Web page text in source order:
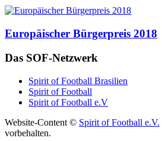
Europäischer Bürgerpreis 2018
Das SOF-Netzwerk
Spirit of Football Brasilien
Spirit of Football
Spirit of Football e.V
Website-Content © Spirit of Football e.V.
vorbehalten.